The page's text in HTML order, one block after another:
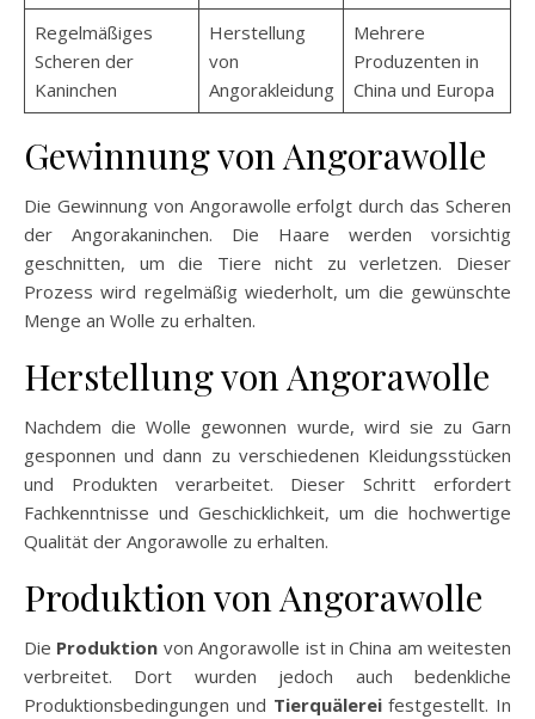
Regelmäßiges
Scheren der
Kaninchen
Herstellung
von
Angorakleidung
Mehrere
Produzenten in
China und Europa
Gewinnung von Angorawolle
Die Gewinnung von Angorawolle erfolgt durch das Scheren
der Angorakaninchen. Die Haare werden vorsichtig
geschnitten, um die Tiere nicht zu verletzen. Dieser
Prozess wird regelmäßig wiederholt, um die gewünschte
Menge an Wolle zu erhalten.
Herstellung von Angorawolle
Nachdem die Wolle gewonnen wurde, wird sie zu Garn
gesponnen und dann zu verschiedenen Kleidungsstücken
und Produkten verarbeitet. Dieser Schritt erfordert
Fachkenntnisse und Geschicklichkeit, um die hochwertige
Qualität der Angorawolle zu erhalten.
Produktion von Angorawolle
Die Produktion von Angorawolle ist in China am weitesten
verbreitet. Dort wurden jedoch auch bedenkliche
Produktionsbedingungen und Tierquälereifestgestellt. In